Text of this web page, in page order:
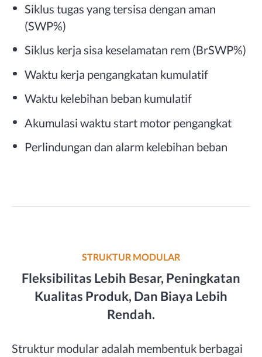
Siklus tugas yang tersisa dengan aman
(SWP%)
Siklus kerja sisa keselamatan rem (BrSWP%)
Waktu kerja pengangkatan kumulatif
Waktu kelebihan beban kumulatif
Akumulasi waktu start motor pengangkat
Perlindungan dan alarm kelebihan beban
STRUKTUR MODULAR
Fleksibilitas Lebih Besar, Peningkatan
Kualitas Produk, Dan Biaya Lebih
Rendah.
Struktur modular adalah membentuk berbagai